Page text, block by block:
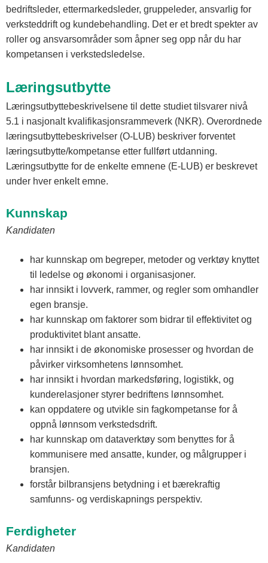
bedriftsleder, ettermarkedsleder, gruppeleder, ansvarlig for
verksteddrift og kundebehandling. Det er et bredt spekter av
roller og ansvarsområder som åpner seg opp når du har
kompetansen i verkstedsledelse.
Læringsutbytte
Læringsutbyttebeskrivelsene til dette studiet tilsvarer nivå
5.1 i nasjonalt kvalifikasjonsrammeverk (NKR). Overordnede
læringsutbyttebeskrivelser (O-LUB) beskriver forventet
læringsutbytte/kompetanse etter fullført utdanning.
Læringsutbytte for de enkelte emnene (E-LUB) er beskrevet
under hver enkelt emne.
Kunnskap
Kandidaten
har kunnskap om begreper, metoder og verktøy knyttet
til ledelse og økonomi i organisasjoner.
har innsikt i lovverk, rammer, og regler som omhandler
egen bransje.
har kunnskap om faktorer som bidrar til effektivitet og
produktivitet blant ansatte.
har innsikt i de økonomiske prosesser og hvordan de
påvirker virksomhetens lønnsomhet.
har innsikt i hvordan markedsføring, logistikk, og
kunderelasjoner styrer bedriftens lønnsomhet.
kan oppdatere og utvikle sin fagkompetanse for å
oppnå lønnsom verkstedsdrift.
har kunnskap om dataverktøy som benyttes for å
kommunisere med ansatte, kunder, og målgrupper i
bransjen.
forstår bilbransjens betydning i et bærekraftig
samfunns- og verdiskapnings perspektiv.
Ferdigheter
Kandidaten